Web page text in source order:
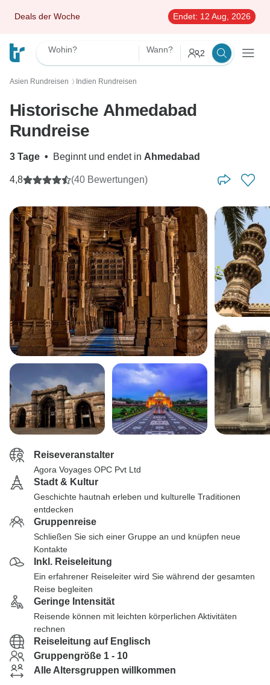
Deals der Woche Endet: 12 Aug, 2026
Wohin? Wann? 2
Asien Rundreisen 〉 Indien Rundreisen
Historische Ahmedabad
Rundreise
3 Tage • Beginnt und endet in Ahmedabad
4,8 (40 Bewertungen)
Reiseveranstalter
Agora Voyages OPC Pvt Ltd
Stadt & Kultur
Geschichte hautnah erleben und kulturelle Traditionen
entdecken
Gruppenreise
Schließen Sie sich einer Gruppe an und knüpfen neue
Kontakte
Inkl. Reiseleitung
Ein erfahrener Reiseleiter wird Sie während der gesamten
Reise begleiten
Geringe Intensität
Reisende können mit leichten körperlichen Aktivitäten
rechnen
Reiseleitung auf Englisch
Gruppengröße 1 - 10
Alle Altersgruppen willkommen